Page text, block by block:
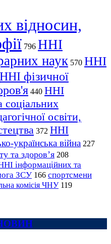
відносин,
796 ННІ
наук 570 ННІ
ННІ фізичної
440 ННІ
соціальних
освіти,
372 ННІ
українська війна 227
та здоров’я 208
інформаційних та
ЗСУ 166 спортсмени
комісія ЧНУ 119